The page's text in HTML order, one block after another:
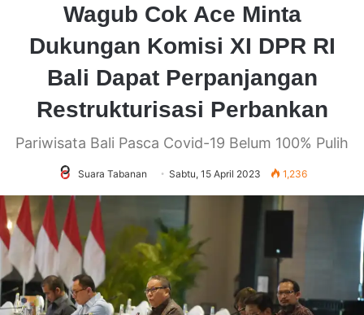
Wagub Cok Ace Minta
Dukungan Komisi XI DPR RI
Bali Dapat Perpanjangan
Restrukturisasi Perbankan
Pariwisata Bali Pasca Covid-19 Belum 100% Pulih
Suara Tabanan Sabtu, 15 April 2023 1,236